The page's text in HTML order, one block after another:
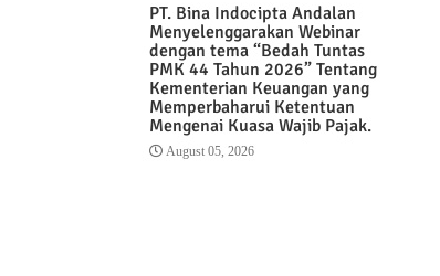
PT. Bina Indocipta Andalan
Menyelenggarakan Webinar
dengan tema “Bedah Tuntas
PMK 44 Tahun 2026” Tentang
Kementerian Keuangan yang
Memperbaharui Ketentuan
Mengenai Kuasa Wajib Pajak.
August 05, 2026